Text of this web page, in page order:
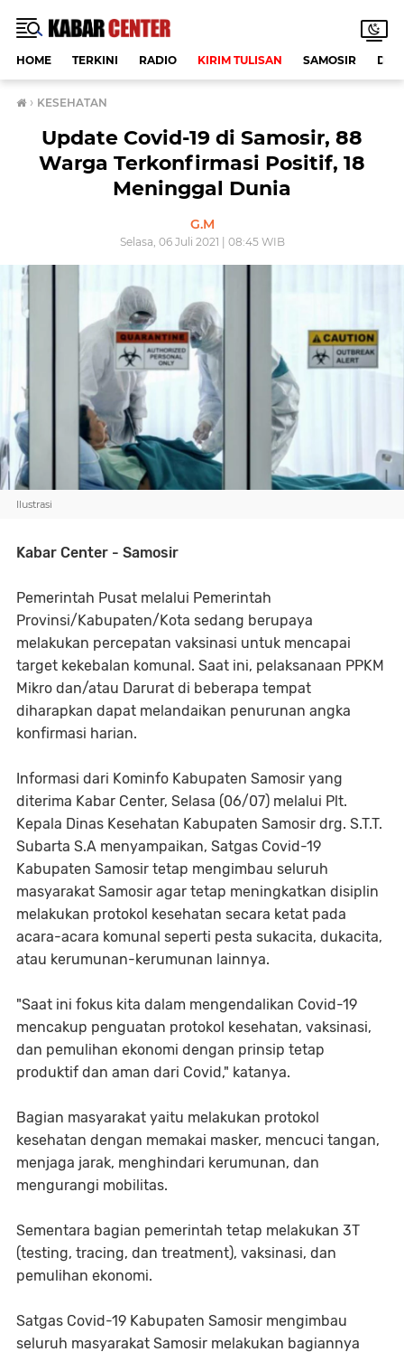
HOME TERKINI RADIO KIRIM TULISAN SAMOSIR
› KESEHATAN
Update Covid-19 di Samosir, 88
Warga Terkonfirmasi Positif, 18
Meninggal Dunia
G.M
Selasa, 06 Juli 2021 | 08:45 WIB
Ilustrasi
Kabar Center - Samosir
Pemerintah Pusat melalui Pemerintah
Provinsi/Kabupaten/Kota sedang berupaya
melakukan percepatan vaksinasi untuk mencapai
target kekebalan komunal. Saat ini, pelaksanaan PPKM
Mikro dan/atau Darurat di beberapa tempat
diharapkan dapat melandaikan penurunan angka
konfirmasi harian.
Informasi dari Kominfo Kabupaten Samosir yang
diterima Kabar Center, Selasa (06/07) melalui Plt.
Kepala Dinas Kesehatan Kabupaten Samosir drg. S.T.T.
Subarta S.A menyampaikan, Satgas Covid-19
Kabupaten Samosir tetap mengimbau seluruh
masyarakat Samosir agar tetap meningkatkan disiplin
melakukan protokol kesehatan secara ketat pada
acara-acara komunal seperti pesta sukacita, dukacita,
atau kerumunan-kerumunan lainnya.
"Saat ini fokus kita dalam mengendalikan Covid-19
mencakup penguatan protokol kesehatan, vaksinasi,
dan pemulihan ekonomi dengan prinsip tetap
produktif dan aman dari Covid," katanya.
Bagian masyarakat yaitu melakukan protokol
kesehatan dengan memakai masker, mencuci tangan,
menjaga jarak, menghindari kerumunan, dan
mengurangi mobilitas.
Sementara bagian pemerintah tetap melakukan 3T
(testing, tracing, dan treatment), vaksinasi, dan
pemulihan ekonomi.
Satgas Covid-19 Kabupaten Samosir mengimbau
seluruh masyarakat Samosir melakukan bagiannya